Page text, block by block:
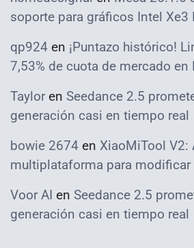
soporte para gráficos Intel Xe3
qp924 en ¡Puntazo histórico!
7,53% de cuota de mercado en
Taylor en Seedance 2.5
generación casi en tiempo real
bowie 2674 en XiaoMiTool V2:
multiplataforma para
Voor AI en Seedance 2.5
generación casi en tiempo real